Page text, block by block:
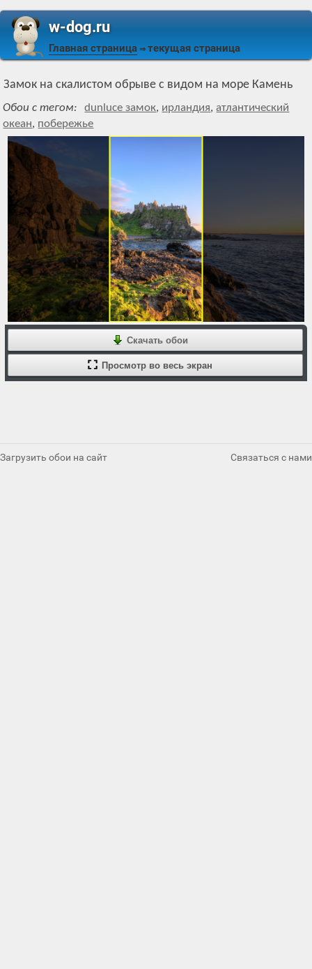
w-dog.ru
Главная страница ⇒ текущая страница
Замок на скалистом обрыве с видом на море Камень
Обои с тегом: dunluce замок, ирландия,атлантический
океан, побережье
Скачать обои
Просмотр во весь экран
Загрузить обои на сайт Связаться с нами